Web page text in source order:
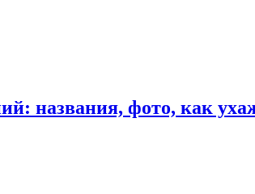
названия, фото, как